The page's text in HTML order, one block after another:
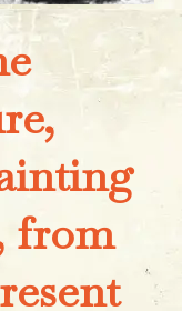
from